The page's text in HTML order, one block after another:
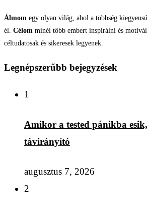
Álmom egy olyan világ, ahol a többség
él. Célom minél több embert inspirálni és
céltudatosak és sikeresek legyenek.
Legnépszerűbb bejegyzések
1
Amikor a tested pánikba
távirányító
augusztus 7, 2026
2